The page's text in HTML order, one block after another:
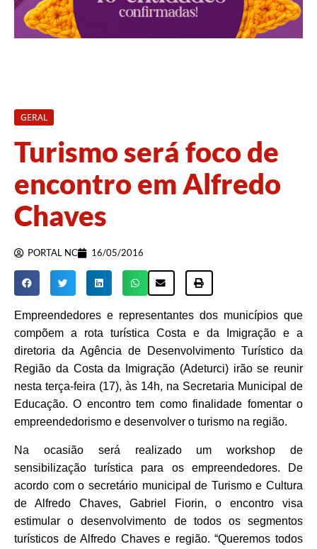
GERAL
Turismo será foco de
encontro em Alfredo
Chaves
PORTAL NC 16/05/2016
Empreendedores e representantes dos municípios que
compõem a rota turística Costa e da Imigração e a
diretoria da Agência de Desenvolvimento Turístico da
Região da Costa da Imigração (Adeturci) irão se reunir
nesta terça-feira (17), às 14h, na Secretaria Municipal de
Educação. O encontro tem como finalidade fomentar o
empreendedorismo e desenvolver o turismo na região.
Na ocasião será realizado um workshop de
sensibilização turística para os empreendedores. De
acordo com o secretário municipal de Turismo e Cultura
de Alfredo Chaves, Gabriel Fiorin, o encontro visa
estimular o desenvolvimento de todos os segmentos
turísticos de Alfredo Chaves e região. “Queremos todos